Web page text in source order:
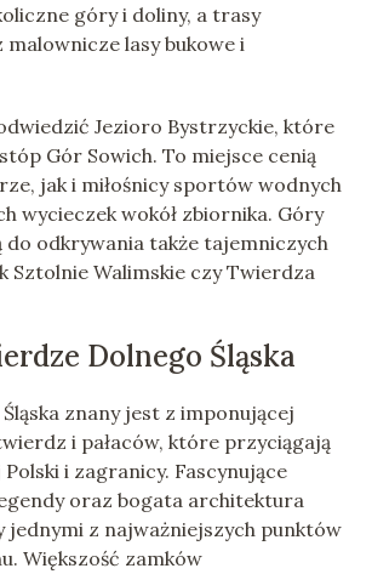
góry i doliny, a trasy
lasy bukowe i
Jezioro Bystrzyckie, które
Gór Sowich. To miejsce cenią
jak i miłośnicy sportów wodnych
wycieczek wokół zbiornika. Góry
do odkrywania także tajemniczych
Sztolnie Walimskie czy Twierdza
Dolnego Śląska
znany jest z imponującej
i pałaców, które przyciągają
i zagranicy. Fascynujące
oraz bogata architektura
jednymi z najważniejszych punktów
Większość zamków